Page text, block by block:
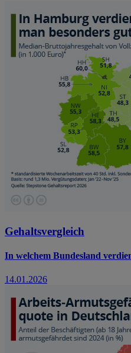
Gehaltsvergleich
In welchem Bundesland
14.01.2026